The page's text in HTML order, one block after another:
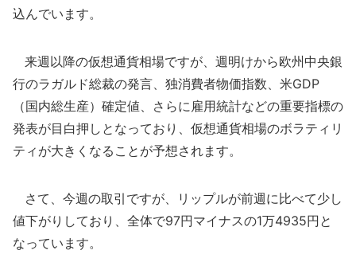
込んでいます。
来週以降の仮想通貨相場ですが、週明けから欧州中央銀
行のラガルド総裁の発言、独消費者物価指数、米GDP
（国内総生産）確定値、さらに雇用統計などの重要指標の
発表が目白押しとなっており、仮想通貨相場のボラティリ
ティが大きくなることが予想されます。
さて、今週の取引ですが、リップルが前週に比べて少し
値下がりしており、全体で97円マイナスの1万4935円と
なっています。